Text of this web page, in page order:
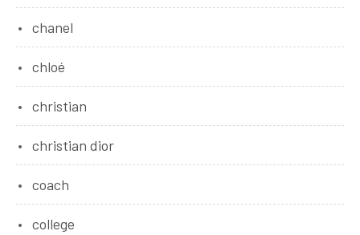
chanel
chloé
christian
christian dior
coach
college